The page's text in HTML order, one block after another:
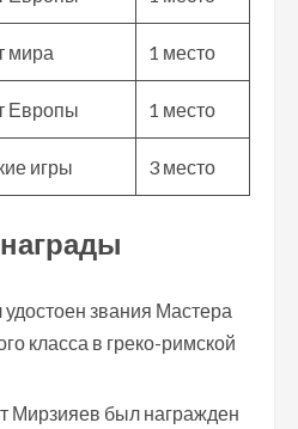
мира 1 место
Европы 1 место
игры 3 место
звания Мастера
класса в греко-римской
Мирзияев был награжден